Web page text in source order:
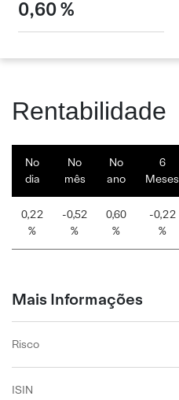
0,60 %
Rentabilidade
No
dia
No
mês
No
ano
6
Meses
0,22
%
-0,52
%
0,60
%
-0,22
%
Mais Informações
Risco
ISIN